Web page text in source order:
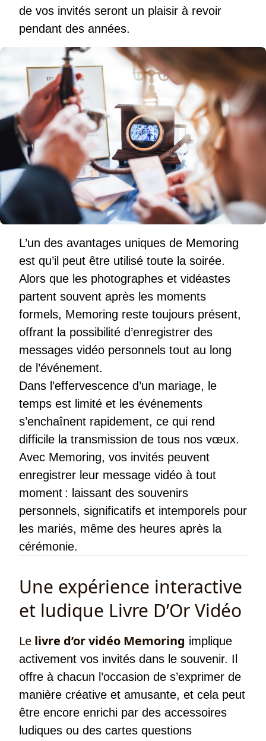
de vos invités seront un plaisir à revoir
pendant des années.
L’un des avantages uniques de Memoring
est qu’il peut être utilisé toute la soirée.
Alors que les photographes et vidéastes
partent souvent après les moments
formels, Memoring reste toujours présent,
offrant la possibilité d’enregistrer des
messages vidéo personnels tout au long
de l’événement.
Dans l’effervescence d’un mariage, le
temps est limité et les événements
s’enchaînent rapidement, ce qui rend
difficile la transmission de tous nos vœux.
Avec Memoring, vos invités peuvent
enregistrer leur message vidéo à tout
moment : laissant des souvenirs
personnels, significatifs et intemporels pour
les mariés, même des heures après la
cérémonie.
Une expérience interactive
et ludique Livre D’Or Vidéo
Le livre d’or vidéo Memoring implique
activement vos invités dans le souvenir. Il
offre à chacun l’occasion de s’exprimer de
manière créative et amusante, et cela peut
être encore enrichi par des accessoires
ludiques ou des cartes questions